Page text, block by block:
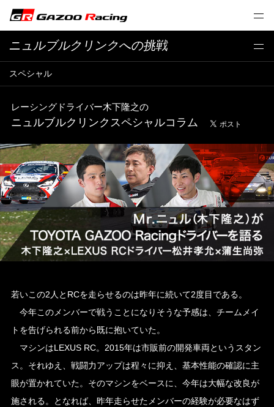
ニュルブルクリンクへの挑戦
スペシャル
レーシングドライバー木下隆之の
ニュルブルクリンクスペシャルコラム
若いこの2人とRCを走らせるのは昨年に続いて2度目である。
今年このメンバーで戦うことになりそうな予感は、チームメイ
トを告げられる前から既に抱いていた。
マシンはLEXUS RC。2015年は市販前の開発車両というスタン
ス。それゆえ、戦闘力アップは程々に抑え、基本性能の確認に主
眼が置かれていた。そのマシンをベースに、今年は大幅な改良が
施される。となれば、昨年走らせたメンバーの経験が必要なはず